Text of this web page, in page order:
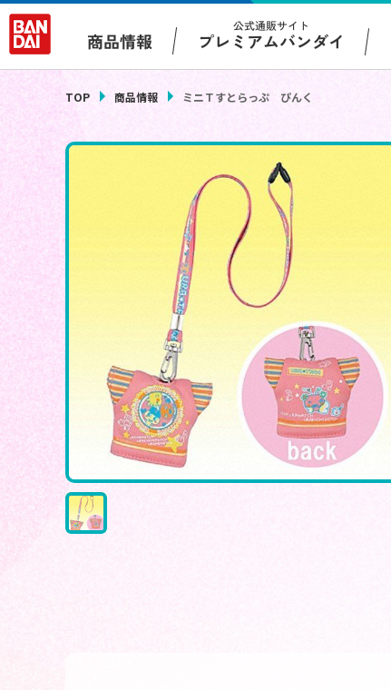
商品情報
公式通販サイト
プレミアムバンダイ
TOP 商品情報 ミニＴすとらっぷ ぴんく